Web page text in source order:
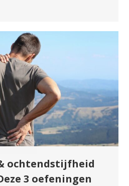
ochtendstijfheid
3 oefeningen